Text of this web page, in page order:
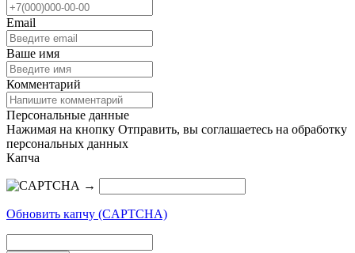
Email
Ваше имя
Комментарий
Персональные данные
Нажимая на кнопку Отправить, вы соглашаетесь на обработку
персональных данных
Капча
→
Обновить капчу (CAPTCHA)